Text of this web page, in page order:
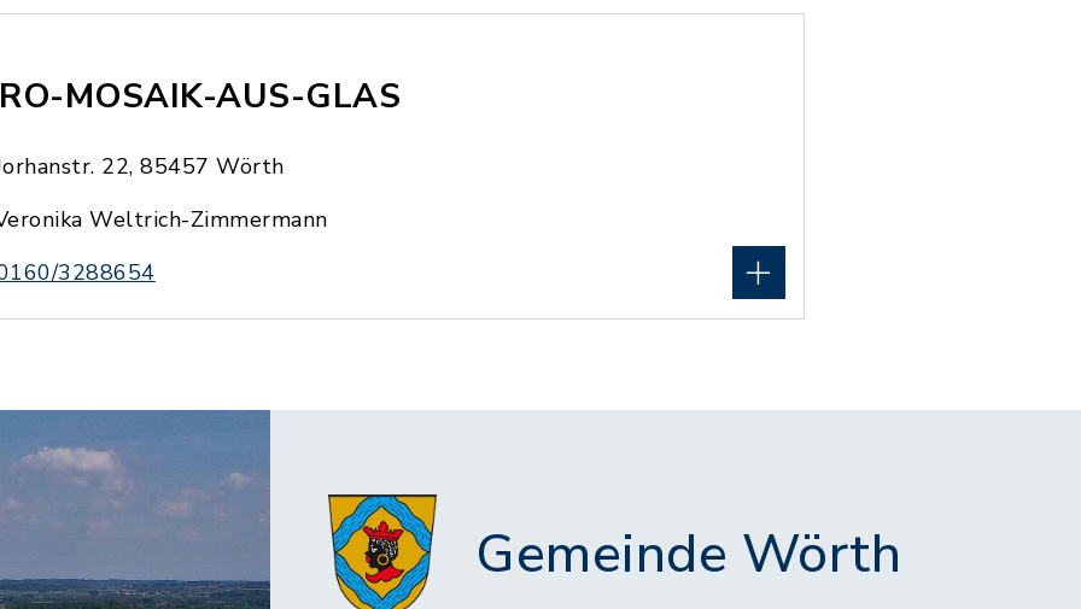
MOSAIK-AUS-GLAS
22, 85457 Wörth
Weltrich-Zimmermann
3288654
Gemeinde Wörth